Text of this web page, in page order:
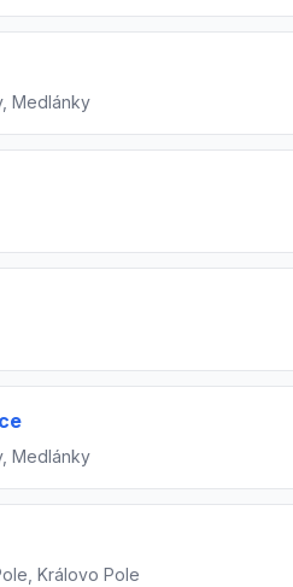
Medlánky
Medlánky
Královo Pole